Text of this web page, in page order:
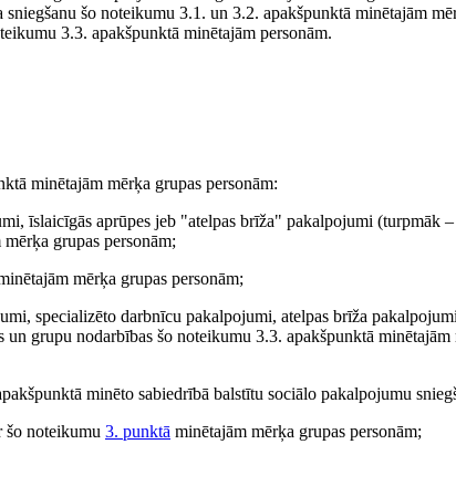
šo noteikumu 3.1. un 3.2. apakšpunktā minētajām
3.3. apakšpunktā minētajām personām.
minētajām mērķa grupas personām:
īslaicīgās aprūpes jeb "atelpas brīža" pakalpojumi (turpmāk –
grupas personām;
mērķa grupas personām;
specializēto darbnīcu pakalpojumi, atelpas brīža
grupu nodarbības šo noteikumu 3.3. apakšpunktā minētajām
minēto sabiedrībā balstītu sociālo pakalpojumu
šo noteikumu 3. punktā minētajām mērķa grupas personām;